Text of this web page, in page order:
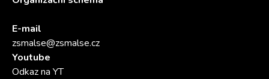
E-mail
zsmalse@zsmalse.cz
Youtube
Odkaz na YT